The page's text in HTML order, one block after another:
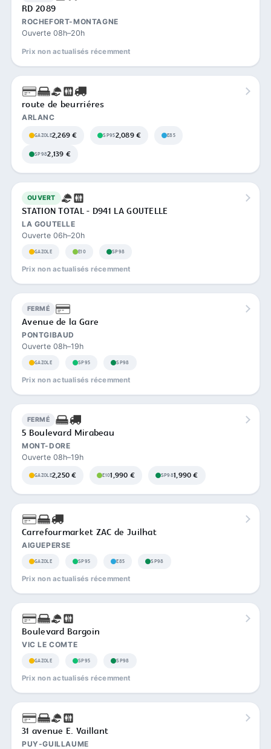
RD 2089
ROCHEFORT-MONTAGNE
Ouverte 08h–20h
Prix non actualisés récemment
route de beurriéres
ARLANC
GAZOLE2,269 € SP952,089 € E85
SP982,139 €
OUVERT
STATION TOTAL - D941 LA GOUTELLE
LA GOUTELLE
Ouverte 06h–20h
GAZOLE E10 SP98
Prix non actualisés récemment
FERMÉ
Avenue de la Gare
PONTGIBAUD
Ouverte 08h–19h
GAZOLE SP95 SP98
Prix non actualisés récemment
FERMÉ
5 Boulevard Mirabeau
MONT-DORE
Ouverte 08h–19h
GAZOLE2,250 € E101,990 € SP981,990 €
Carrefourmarket ZAC de Juilhat
AIGUEPERSE
GAZOLE SP95 E85 SP98
Prix non actualisés récemment
Boulevard Bargoin
VIC LE COMTE
GAZOLE SP95 SP98
Prix non actualisés récemment
31 avenue E. Vaillant
PUY-GUILLAUME